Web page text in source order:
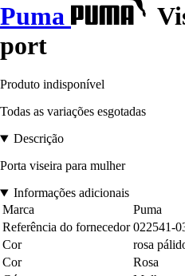
Puma
port
Produto indisponível
Todas as variações esgotadas
Descrição
Porta viseira para mulher
Informações adicionais
Marca
Puma
Referência do fornecedor 022541-
Cor
rosa
Cor
Rosa